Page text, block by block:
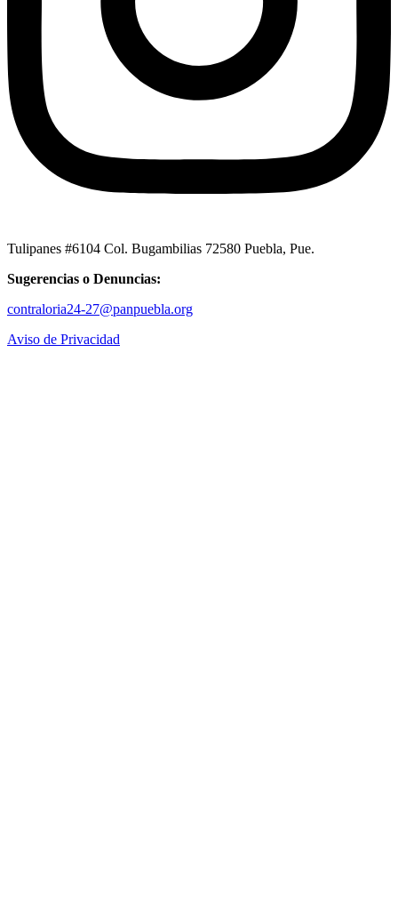
Tulipanes #6104 Col. Bugambilias 72580 Puebla, Pue.
Sugerencias o Denuncias:
contraloria24-27@panpuebla.org
Aviso de Privacidad